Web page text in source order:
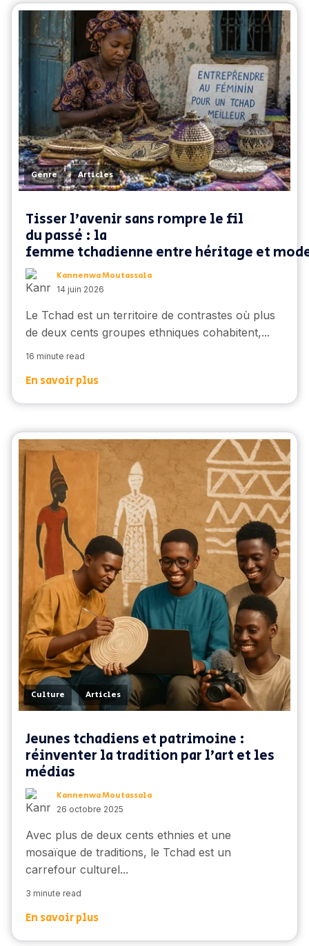
Genre , Articles
Tisser l'avenir sans rompre le fil
du passé : la
femme tchadienne entre héritage et
Kannenwa Moutassala
14 juin 2026
Le Tchad est un territoire de contrastes où plus
de deux cents groupes ethniques cohabitent,...
16 minute read
En savoir plus
Culture , Articles
Jeunes tchadiens et patrimoine :
réinventer la tradition par l’art et les
médias
Kannenwa Moutassala
26 octobre 2025
Avec plus de deux cents ethnies et une
mosaïque de traditions, le Tchad est un
carrefour culturel...
3 minute read
En savoir plus